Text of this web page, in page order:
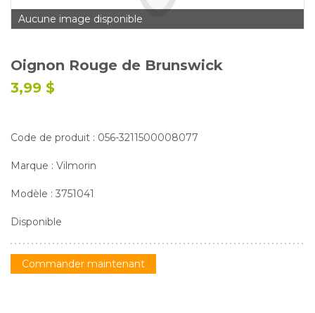
Service à la clientèle
Nous joindre
Aucune image disponible
Oignon Rouge de Brunswick
3,99 $
Code de produit : 056-3211500008077
Marque : Vilmorin
Modèle : 3751041
Disponible
Commander maintenant